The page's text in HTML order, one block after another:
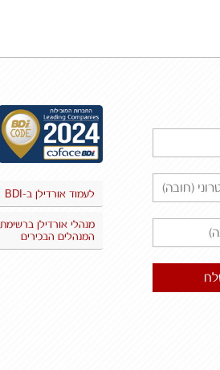
לעמוד אורדילן ב-BDI
מנהלי אורדילן ברשימת
המנהלים הבכירים